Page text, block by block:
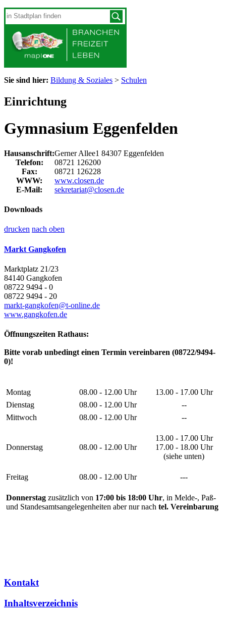
Sie sind hier: Bildung & Soziales > Schulen
Einrichtung
Gymnasium Eggenfelden
Hausanschrift:Gerner Allee1 84307 Eggenfelden
Telefon:
08721 126200
Fax:
08721 126228
WWW:
www.closen.de
E-Mail:
sekretariat@closen.de
Downloads
drucken nach oben
Markt Gangkofen
Marktplatz 21/23
84140 Gangkofen
08722 9494 - 0
08722 9494 - 20
markt-gangkofen@t-online.de
www.gangkofen.de
Öffnungszeiten Rathaus:
Bitte vorab unbedingt einen Termin vereinbaren (08722/9494-
0)!
Montag 08.00 - 12.00 Uhr
13.00 - 17.00 Uhr
Dienstag
08.00 - 12.00 Uhr
--
Mittwoch
08.00 - 12.00 Uhr --
Donnerstag 08.00 - 12.00 Uhr
13.00 - 17.00 Uhr
17.00 - 18.00 Uhr
(siehe unten)
Freitag 08.00 - 12.00 Uhr ---
Donnerstag zusätzlich von 17:00 bis 18:00 Uhr, in Melde-, Paß-
und Standesamtsangelegenheiten aber nur nach tel. Vereinbarung
Kontakt
Inhaltsverzeichnis